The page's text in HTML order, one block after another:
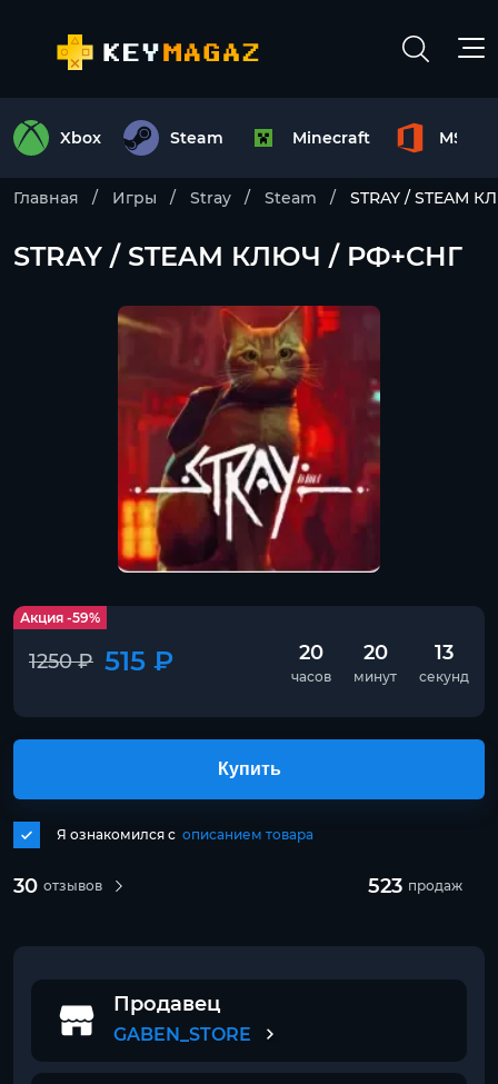
Xbox Steam Minecraft MS
Главная Игры Stray Steam STRAY / STEAM
STRAY / STEAM КЛЮЧ / РФ+СНГ
Акция -59%
1250 ₽ 515 ₽ 20
часов
20
минут
13
секунд
30 отзывов 523 продаж
Я ознакомился с описанием товара
Купить
Продавец
GABEN_STORE